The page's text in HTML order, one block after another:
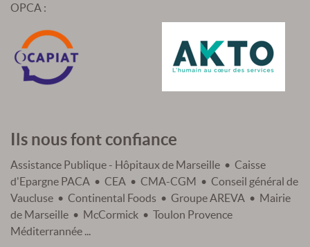
OPCA :
Ils nous font confiance
Assistance Publique - Hôpitaux de Marseille • Caisse
d'Epargne PACA • CEA • CMA-CGM • Conseil général de
Vaucluse • Continental Foods • Groupe AREVA • Mairie
de Marseille • McCormick • Toulon Provence
Méditerrannée ...